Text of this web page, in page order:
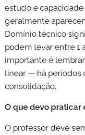
estudo e
geralmente
Domínio técnico
podem levar entre 1
importante é
linear — há períodos
consolidação.
O que devo praticar
O professor deve